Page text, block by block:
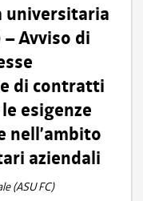
universitaria
Avviso di
di contratti
esigenze
nell’ambito
aziendali
(ASU FC)